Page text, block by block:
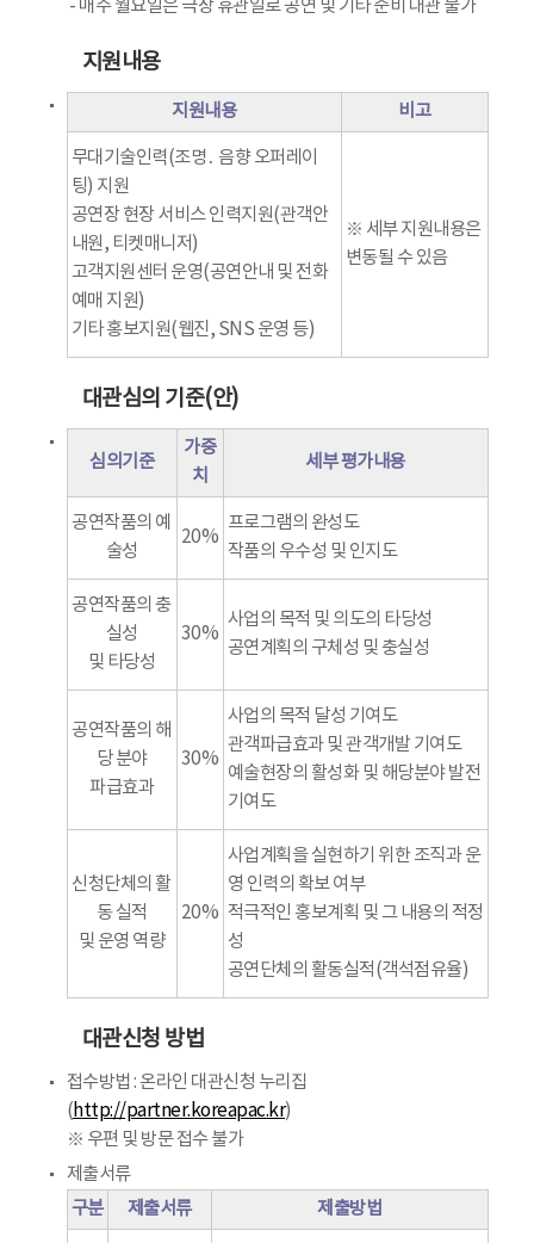
- 매주 월요일은 극장 휴관일로 공연 및 기타 준비 대관 불가
지원내용
지원내용 비고
무대기술인력(조명․ 음향 오퍼레이
팅) 지원
공연장 현장 서비스 인력지원(관객안
내원, 티켓매니저)
고객지원센터 운영(공연안내 및 전화
예매 지원)
기타 홍보지원(웹진, SNS 운영 등)
※ 세부 지원내용은
변동될 수 있음
대관심의 기준(안)
심의기준
가중
치
세부 평가내용
공연작품의 예
술성
20%
프로그램의 완성도
작품의 우수성 및 인지도
공연작품의 충
실성
및 타당성
30%
사업의 목적 및 의도의 타당성
공연계획의 구체성 및 충실성
공연작품의 해
당 분야
파급효과
30%
사업의 목적 달성 기여도
관객파급효과 및 관객개발 기여도
예술현장의 활성화 및 해당분야 발전
기여도
신청단체의 활
동 실적
및 운영 역량
20%
사업계획을 실현하기 위한 조직과 운
영 인력의 확보 여부
적극적인 홍보계획 및 그 내용의 적정
성
공연단체의 활동실적(객석점유율)
대관신청 방법
접수방법 : 온라인 대관신청 누리집
( http://partner.koreapac.kr)
※ 우편 및 방문 접수 불가
제출서류
구분
제출서류 제출방법